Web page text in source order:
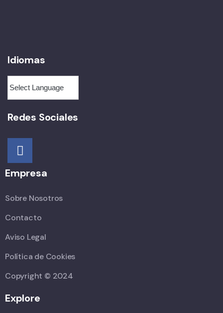
Idiomas
Redes Sociales
Empresa
Sobre Nosotros
Contacto
Aviso Legal
Política de Cookies
Copyright © 2024
Explore